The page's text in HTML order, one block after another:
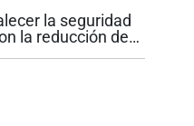
la seguridad
la reducción de
el alcalde de